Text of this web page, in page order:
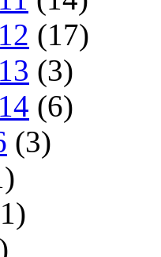
(17)
(3)
(6)
(3)